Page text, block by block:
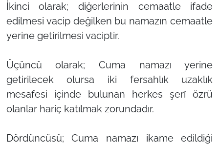
İkinci olarak; diğerlerinin cemaatle ifade
edilmesi vacip değilken bu namazın cemaatle
yerine getirilmesi vaciptir.
Üçüncü olarak; Cuma namazı yerine
getirilecek olursa iki fersahlık uzaklık
mesafesi içinde bulunan herkes şerî özrü
olanlar hariç katılmak zorundadır.
Dördüncüsü; Cuma namazı ikame edildiği